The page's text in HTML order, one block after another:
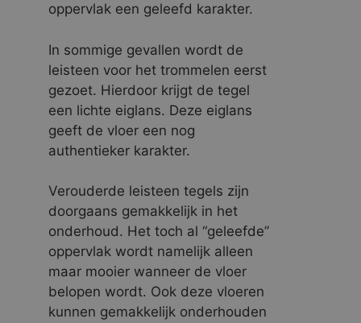
oppervlak een geleefd karakter.
In sommige gevallen wordt de
leisteen voor het trommelen eerst
gezoet. Hierdoor krijgt de tegel
een lichte eiglans. Deze eiglans
geeft de vloer een nog
authentieker karakter.
Verouderde leisteen tegels zijn
doorgaans gemakkelijk in het
onderhoud. Het toch al “geleefde”
oppervlak wordt namelijk alleen
maar mooier wanneer de vloer
belopen wordt. Ook deze vloeren
kunnen gemakkelijk onderhouden